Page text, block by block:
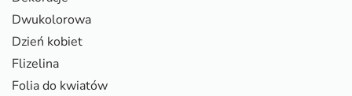
Dwukolorowa
Dzień kobiet
Flizelina
Folia do kwiatów